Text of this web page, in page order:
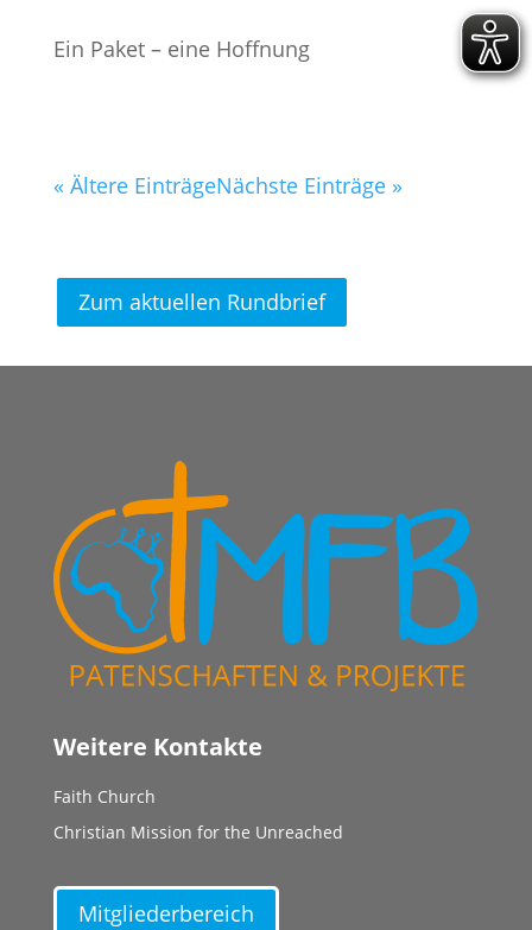
Ein Paket – eine Hoffnung
« Ältere EinträgeNächste Einträge »
Zum aktuellen Rundbrief
Weitere Kontakte
Faith Church
Christian Mission for the Unreached
Mitgliederbereich